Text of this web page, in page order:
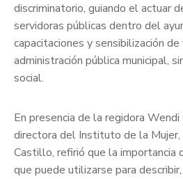
discriminatorio, guiando el actuar
servidoras públicas dentro del
capacitaciones y sensibilización
administración pública municipal,
social.
En presencia de la regidora Wendi
directora del Instituto de la
Castillo, refirió que la importancia
que puede utilizarse para